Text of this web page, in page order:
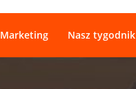
Marketing Nasz tygodnik